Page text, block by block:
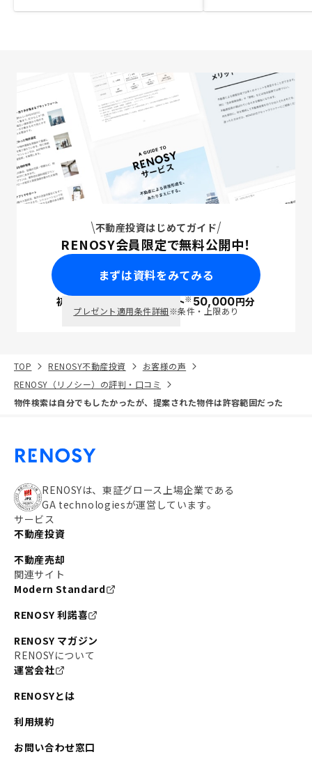
不動産投資はじめてガイド
RENOSY会員限定で無料公開中！
まずは資料をみてみる
初回面談で ポイント※50,000円分
プレゼント適用条件詳細※条件・上限あり
TOP RENOSY不動産投資
お客様の声
RENOSY（リノシー）の評判・口コミ
物件検索は自分でもしたかったが、提案された物件は許容範囲だった
RENOSYは、東証グロース上場企業である
GA technologiesが運営しています。
サービス
不動産投資
不動産売却
関連サイト
Modern Standard
RENOSY 利諾喜
RENOSY マガジン
RENOSYについて
運営会社
RENOSYとは
利用規約
お問い合わせ窓口